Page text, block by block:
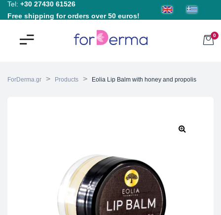
Tel: +30 27430 61526
Free shipping for orders over 50 euros!
0
ForDerma.gr > Products > Eolia Lip Balm with honey and propolis